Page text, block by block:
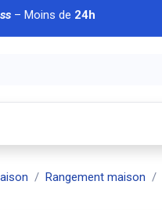
– Moins de 24h
À DÉCOUVRIR
Rangement maison